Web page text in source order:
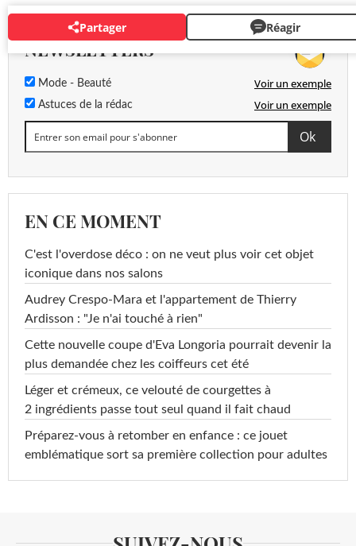
Partager Réagir
NEWSLETTERS
Mode - Beauté Voir un exemple
Astuces de la rédac Voir un exemple
EN CE MOMENT
C'est l'overdose déco : on ne veut plus voir cet objet
iconique dans nos salons
Audrey Crespo-Mara et l'appartement de Thierry
Ardisson : "Je n'ai touché à rien"
Cette nouvelle coupe d'Eva Longoria pourrait devenir la
plus demandée chez les coiffeurs cet été
Léger et crémeux, ce velouté de courgettes à
2 ingrédients passe tout seul quand il fait chaud
Préparez-vous à retomber en enfance : ce jouet
emblématique sort sa première collection pour adultes